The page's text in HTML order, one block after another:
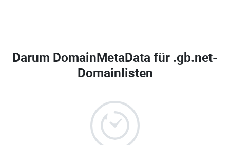
Darum DomainMetaData für .gb.net-
Domainlisten